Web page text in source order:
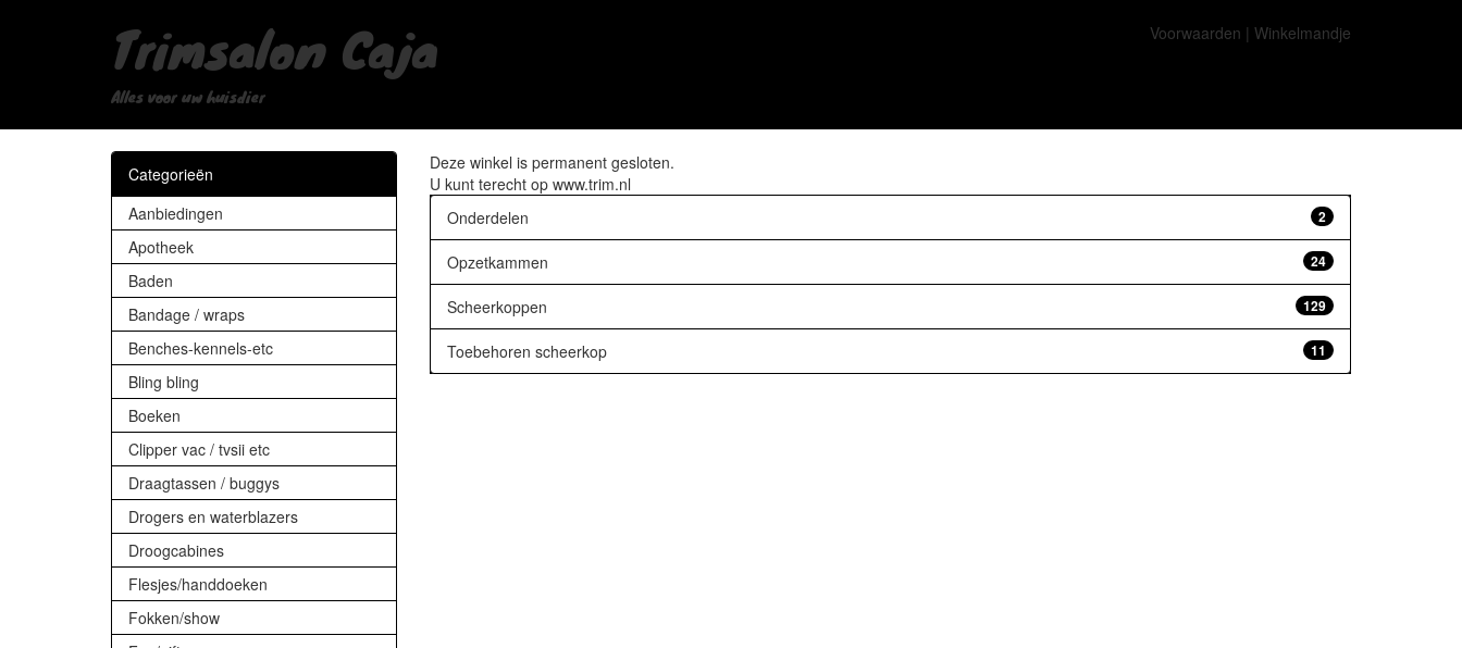
Trimsalon Caja
Alles voor uw huisdier
Voorwaarden | Winkelmandje
Categorieën
Aanbiedingen
Apotheek
Baden
Bandage / wraps
Benches-kennels-etc
Bling bling
Boeken
Clipper vac / tvsii etc
Draagtassen / buggys
Drogers en waterblazers
Droogcabines
Flesjes/handdoeken
Fokken/show
Deze winkel is permanent gesloten.
U kunt terecht op www.trim.nl
Onderdelen
2
Opzetkammen 24
Scheerkoppen 129
Toebehoren scheerkop 11